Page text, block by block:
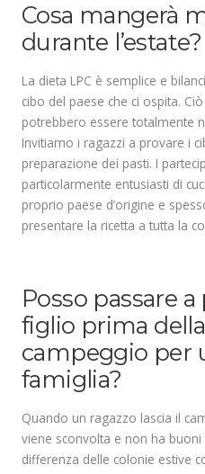
Cosa mangerà
durante l’estate?
La dieta LPC è semplice e
cibo del paese che ci ospita.
potrebbero essere totalmente
Invitiamo i ragazzi a provare i
preparazione dei pasti. I
particolarmente entusiasti di
proprio paese d’origine e
presentare la ricetta a tutta la
Posso passare
figlio prima
campeggio per
famiglia?
Quando un ragazzo lascia il
viene sconvolta e non ha
differenza delle colonie estive